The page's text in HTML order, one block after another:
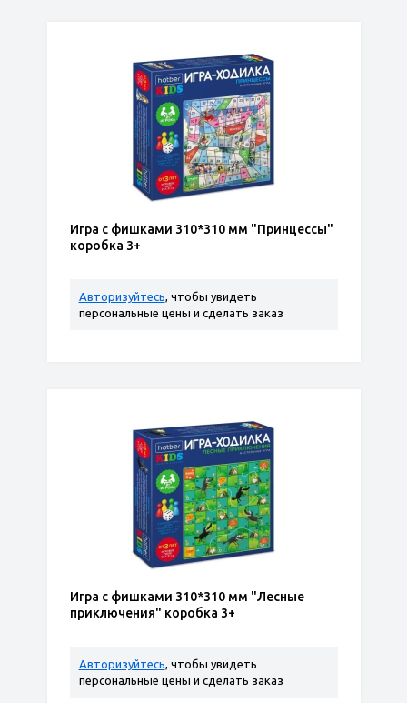
Игра с фишками 310*310 мм "Принцессы"
коробка 3+
Авторизуйтесь, чтобы увидеть
персональные цены и сделать заказ
Игра с фишками 310*310 мм "Лесные
приключения" коробка 3+
Авторизуйтесь, чтобы увидеть
персональные цены и сделать заказ